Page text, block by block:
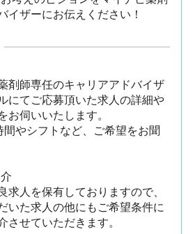
イザーにお伝えください！
剤師専任のキャリアアドバイザ
にてご応募頂いた求人の詳細や
お伺いいたします。
やシフトなど、ご希望をお聞
介
求人を保有しておりますので、
いた求人の他にもご希望条件に
させていただきます。